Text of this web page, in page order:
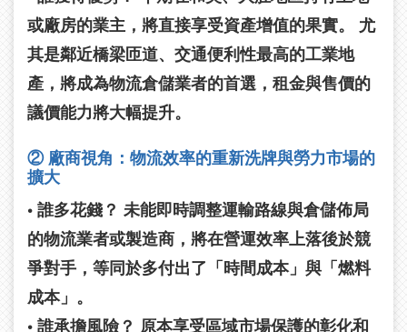
或廠房的業主，將直接享受資產增值的果實。 尤
其是鄰近橋梁匝道、交通便利性最高的工業地
產，將成為物流倉儲業者的首選，租金與售價的
議價能力將大幅提升。
② 廠商視角：物流效率的重新洗牌與勞力市場的
擴大
• 誰多花錢？ 未能即時調整運輸路線與倉儲佈局
的物流業者或製造商，將在營運效率上落後於競
爭對手，等同於多付出了「時間成本」與「燃料
成本」。
• 誰承擔風險？ 原本享受區域市場保護的彰化和